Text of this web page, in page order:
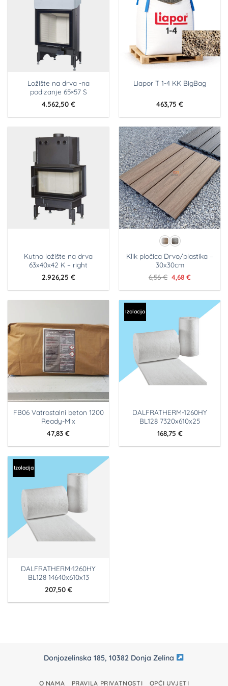
Ložište na drva -na
podizanje 65×57 S
4.562,50 €
Liapor T 1-4 KK BigBag
463,75 €
Kutno ložište na drva
63x40x42 K – right
2.926,25 €
Klik pločica Drvo/plastika –
30x30cm
6,56€ Izvorna
cijena
bila
6,56 €.
4,68€Trenutna
je:
FB06 Vatrostalni beton 1200
Ready-Mix
47,83 €
Izolacija
DALFRATHERM-1260HY
BL128 7320x610x25
168,75 €
Izolacija
DALFRATHERM-1260HY
BL128 14640x610x13
207,50 €
Donjozelinska 185, 10382 Donja Zelina
O NAMA PRAVILA PRIVATNOSTI OPĆI UVJETI